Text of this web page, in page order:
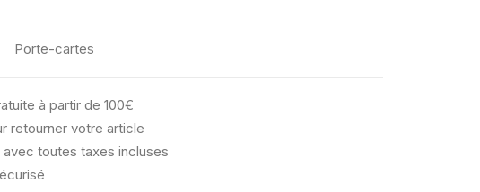
Porte-cartes
à partir de 100€
retourner votre article
toutes taxes incluses